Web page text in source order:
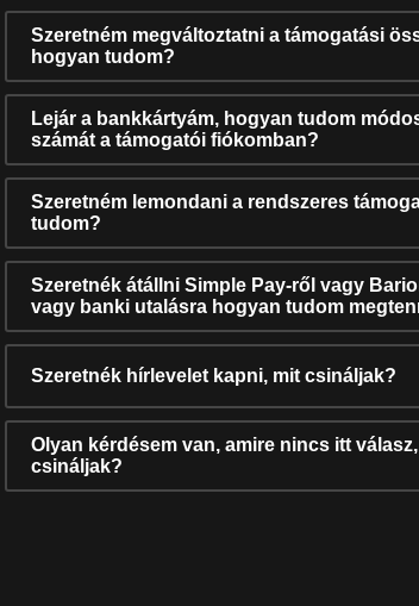
Szeretném megváltoztatni a támogatási
hogyan tudom?
Lejár a bankkártyám, hogyan tudom
számát a támogatói fiókomban?
Szeretném lemondani a rendszeres
tudom?
Szeretnék átállni Simple Pay-ről vagy
vagy banki utalásra hogyan tudom
Szeretnék hírlevelet kapni, mit csináljak?
Olyan kérdésem van, amire nincs itt
csináljak?